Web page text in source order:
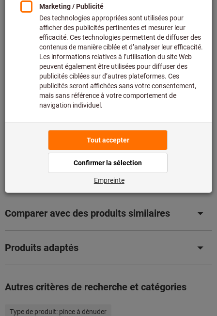
limités:
Nous commandons cet article pour vous directement
chez le fabricant, car il ne fait pas partie de notre
assortiment principal et n’est donc pas en stock chez
nous.Infos
Ajouter à la liste de favoris Partager l’article
Détails du produit
Téléchargements et documents
Comparer avec des produits similaires
Produits adaptés
Autres critères de recherche et catégories
Type de produit: pince à dénuder